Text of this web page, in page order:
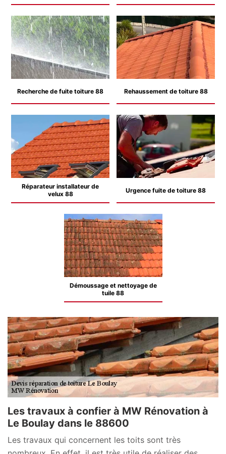
Recherche de fuite toiture 88 Rehaussement de toiture 88
Réparateur installateur de
velux 88
Urgence fuite de toiture 88
Démoussage et nettoyage de
tuile 88
Les travaux à confier à MW Rénovation à
Le Boulay dans le 88600
Les travaux qui concernent les toits sont très